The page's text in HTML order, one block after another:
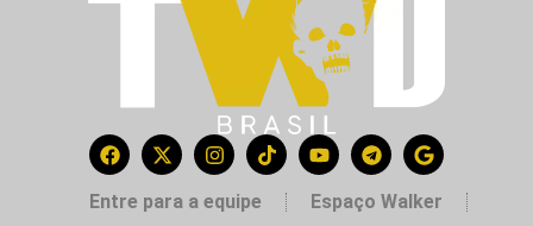
Entre para a equipe Espaço Walker